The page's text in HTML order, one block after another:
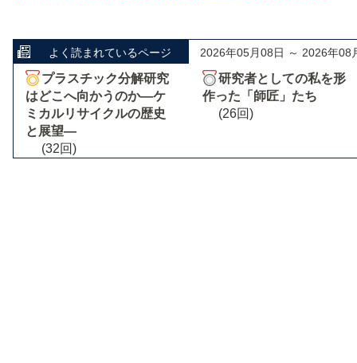
よく読まれているページ 2026年05月08日 ～ 2026年08
プラスチック分解研究
はどこへ向かうのか―ケ
ミカルリサイクルの歴史
と展望―
(32回)
研究者としての私を形
作った「師匠」たち
(26回)